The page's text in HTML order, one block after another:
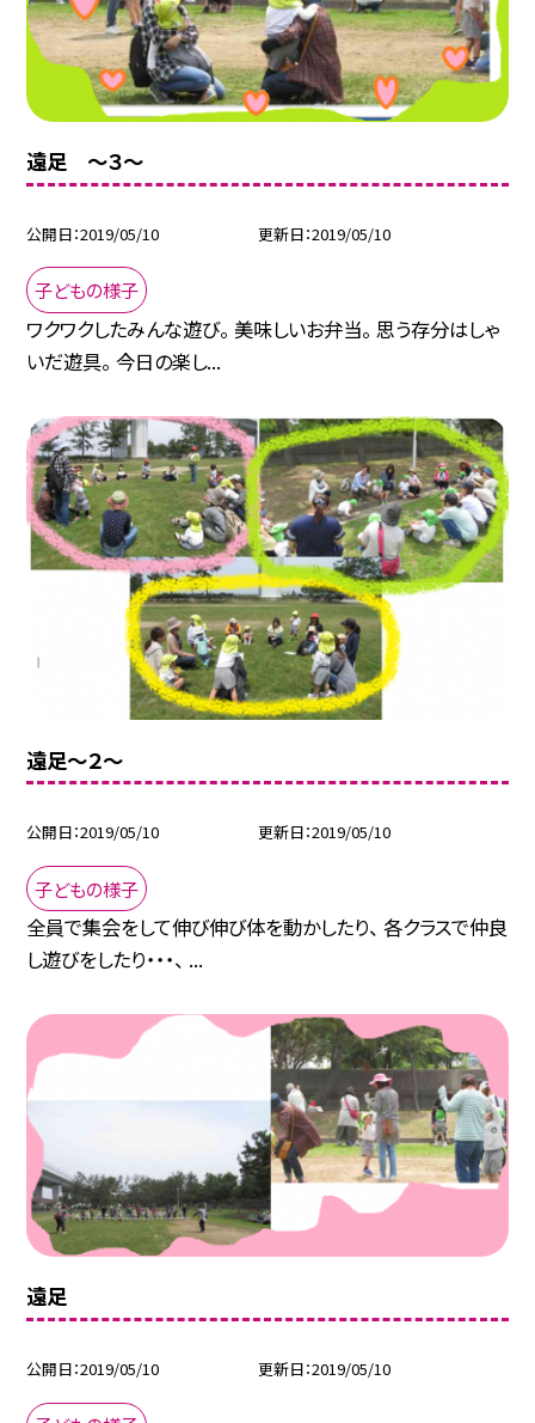
遠足 〜３〜
公開日 2019/05/10 更新日 2019/05/10
子どもの様子
ワクワクしたみんな遊び。 美味しいお弁当。 思う存分はしゃ
いだ遊具。 今日の楽し...
遠足〜２〜
公開日 2019/05/10 更新日 2019/05/10
子どもの様子
全員で集会をして伸び伸び体を動かしたり、 各クラスで仲良
し遊びをしたり・・・、 ...
遠足
公開日 2019/05/10 更新日 2019/05/10